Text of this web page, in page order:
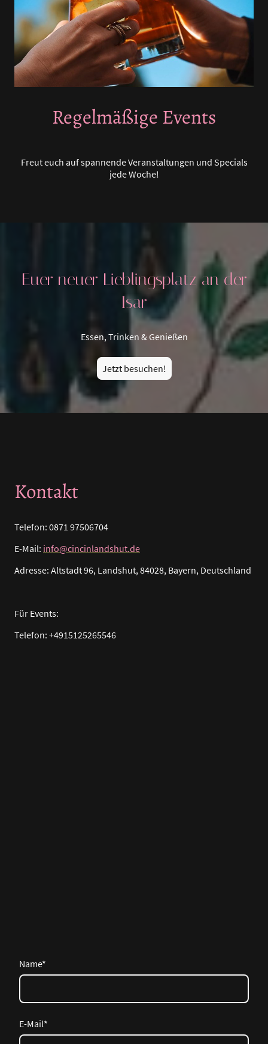
Regelmäßige Events
Freut euch auf spannende Veranstaltungen und Specials
jede Woche!
Euer neuer Lieblingsplatz an der
Isar
Essen, Trinken & Genießen
Jetzt besuchen!
Kontakt
Telefon: 0871 97506704
E-Mail: info@cincinlandshut.de
Adresse: Altstadt 96, Landshut, 84028, Bayern, Deutschland
Für Events:
Telefon: +4915125265546
Name*
E-Mail*